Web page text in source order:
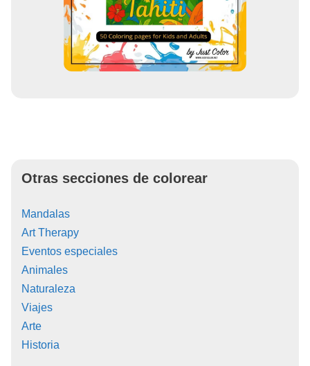
Otras secciones de colorear
Mandalas
Art Therapy
Eventos especiales
Animales
Naturaleza
Viajes
Arte
Historia